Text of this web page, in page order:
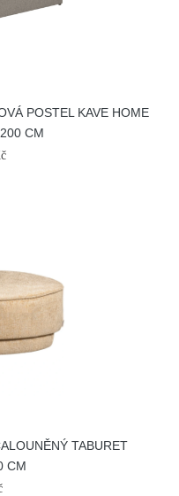
POSTEL KAVE HOME
CM
TABURET
CM